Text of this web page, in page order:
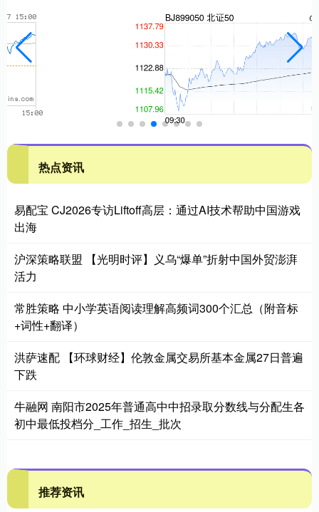
热点资讯
易配宝 CJ2026专访Liftoff高层：通过AI技术帮助中国游戏
出海
沪深策略联盟 【光明时评】义乌“爆单”折射中国外贸澎湃
活力
常胜策略 中小学英语阅读理解高频词300个汇总（附音标
+词性+翻译）
洪萨速配 【环球财经】伦敦金属交易所基本金属27日普遍
下跌
牛融网 南阳市2025年普通高中中招录取分数线与分配生各
初中最低投档分_工作_招生_批次
推荐资讯